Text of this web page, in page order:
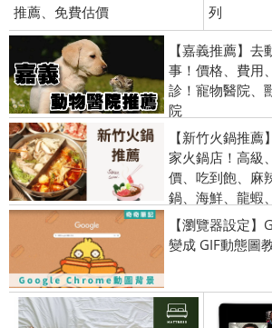
推薦、免費估價
列
【嘉義推薦】
事！價格、費用
診！寵物醫院、
院
【新竹火鍋推
家火鍋店！高級
價、吃到飽、麻
鍋、海鮮、龍蝦
【瀏覽器設定
變成 GIF動態圖